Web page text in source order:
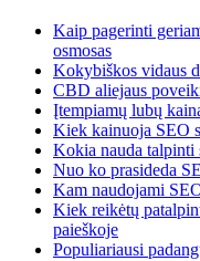
Kaip pagerinti
osmosas
Kokybiškos vidaus
CBD aliejaus
Įtempiamų lubų
Kiek kainuoja SEO
Kokia nauda talpinti
Nuo ko prasideda
Kam naudojami
Kiek reikėtų
paieškoje
Populiariausi